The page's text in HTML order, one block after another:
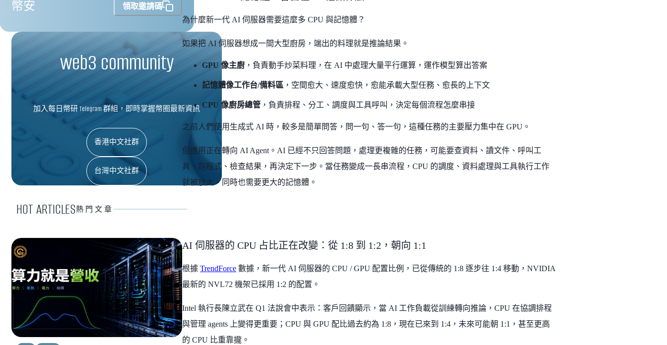
幣安 領取邀請碼
web3 community
加入每日幣研 Telegram 群組，即時掌握幣圈最新資訊
香港中文社群
台灣中文社群
HOT ARTICLES熱門文章
為什麼新一代 AI 伺服器需要這麼多 CPU 與記憶體？
如果把 AI 伺服器想成一間大型廚房，端出的料理就是推論結果。
GPU 像主廚 ，負責動手炒菜料理，在 AI 中處理大量平行運算，運作模型算出答案
記憶體像工作台/備料區 ，空間愈大、速度愈快，愈能承載大型任務、愈長的上下文
CPU 像廚房總管 ，負責排程、分工、調度與工具呼叫，決定每個流程怎麼串接
之前人們使用生成式 AI 時，較多是簡單問答，問一句、答一句，這種任務的主要壓力集中在 GPU。
但應用正在轉向 AI Agent。AI 已經不只回答問題，處理更複雜的任務，可能要查資料、讀文件、呼叫工
具、跑程式、檢查結果，再決定下一步。當任務變成一長串流程，CPU 的調度、資料處理與工具執行工作
就被放大，同時也需要更大的記憶體。
AI 伺服器的 CPU 占比正在改變：從 1:8 到 1:2，朝向 1:1
根據 TrendForce 數據，新一代 AI 伺服器的 CPU / GPU 配置比例，已從傳統的 1:8 逐步往 1:4 移動，NVIDIA
最新的 NVL72 機架已採用 1:2 的配置。
Intel 執行長陳立武在 Q1 法說會中表示：客戶回饋顯示，當 AI 工作負載從訓練轉向推論，CPU 在協調排程
與管理 agents 上變得更重要；CPU 與 GPU 配比過去約為 1:8，現在已來到 1:4，未來可能朝 1:1，甚至更高
的 CPU 比重靠攏。